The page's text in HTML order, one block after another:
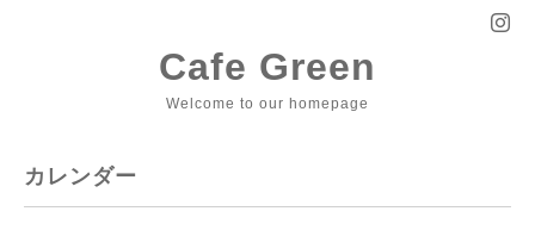
Cafe Green
Welcome to our homepage
カレンダー